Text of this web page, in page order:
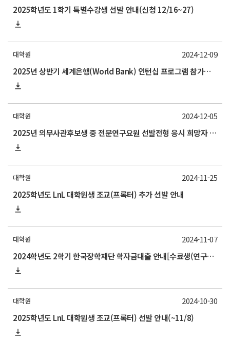
2025학년도 1학기 특별수강생 선발 안내(신청 12/16~27)
대학원
2025년 상반기 세계은행(World Bank) 인턴십 프로그램 참가자 모집 안내
2024-12-09
대학원
2025년 의무사관후보생 중 전문연구요원 선발전형 응시 희망자 제출[*12/10(화)까지 제출 요망]
2024-12-05
대학원
2025학년도 LnL 대학원생 조교(프록터) 추가 선발 안내
2024-11-25
대학원
2024학년도 2학기 한국장학재단 학자금대출 안내[수료생(연구생) 추가 신청]
2024-11-07
대학원
2025학년도 LnL 대학원생 조교(프록터) 선발 안내(~11/8)
2024-10-30